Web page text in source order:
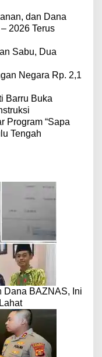
dan Dana
2026 Terus
Sabu, Dua
Negara Rp. 2,1
Barru Buka
Program “Sapa
Tengah
Dana BAZNAS, Ini